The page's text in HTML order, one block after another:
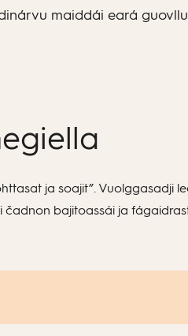
maiddái eará
ja soajit”.
bajitoassái ja